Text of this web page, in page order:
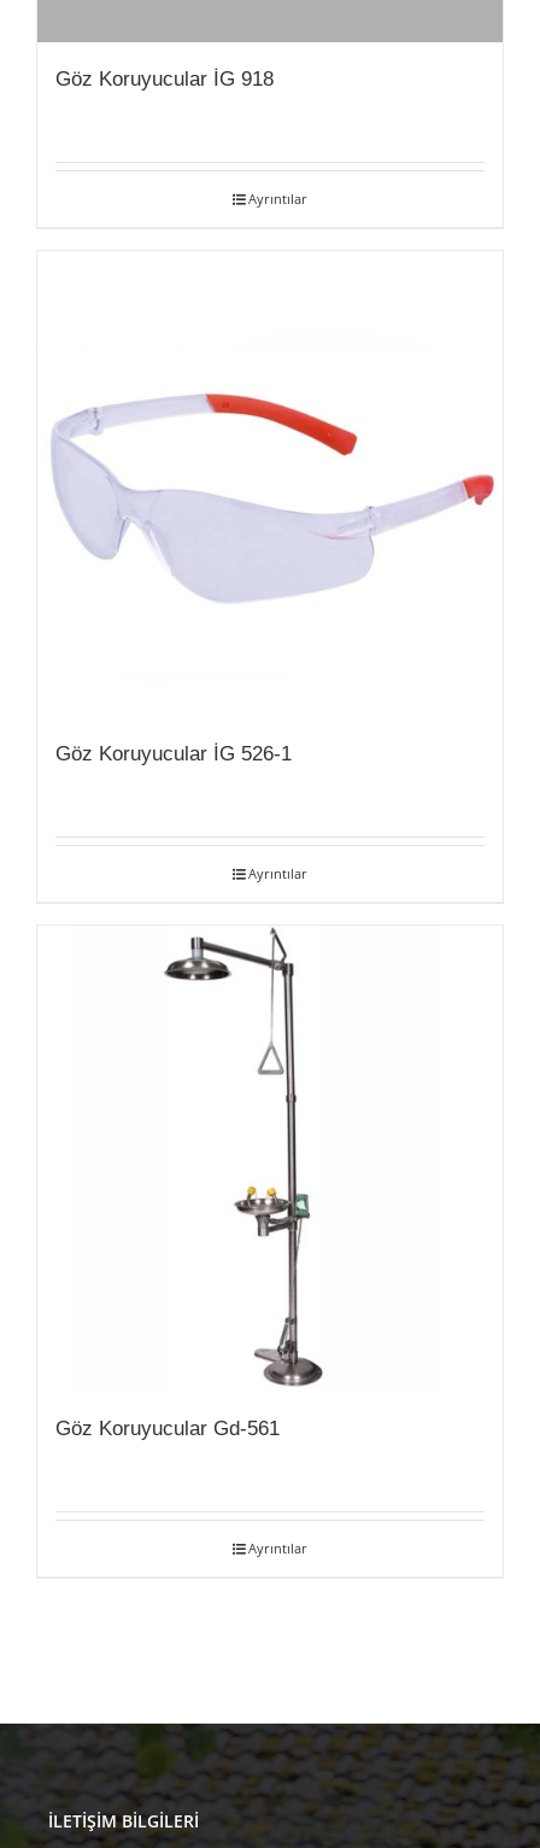
Göz Koruyucular İG 918
Ayrıntılar
Göz Koruyucular İG 526-1
Ayrıntılar
Göz Koruyucular Gd-561
Ayrıntılar
İLETIŞIM BILGILERI